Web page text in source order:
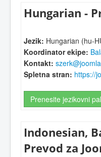
Hungarian -
Jezik: Hungarian (hu-
Koordinator ekipe:
Kontakt:
Spletna stran: https://
Prenesite jezikovni
Indonesian,
Prevod za